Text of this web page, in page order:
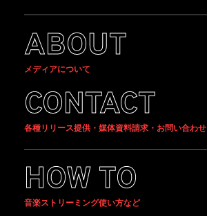
ABOUT
メディアについて
CONTACT
各種リリース提供・媒体資料請求・お問い合わせ
HOW TO
音楽ストリーミング使い方など